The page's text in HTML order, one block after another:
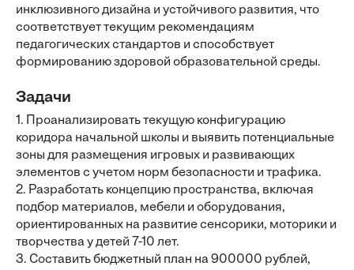
инклюзивного дизайна и устойчивого развития, что
соответствует текущим рекомендациям
педагогических стандартов и способствует
формированию здоровой образовательной среды.
Задачи
1. Проанализировать текущую конфигурацию
коридора начальной школы и выявить потенциальные
зоны для размещения игровых и развивающих
элементов с учетом норм безопасности и трафика.
2. Разработать концепцию пространства, включая
подбор материалов, мебели и оборудования,
ориентированных на развитие сенсорики, моторики и
творчества у детей 7-10 лет.
3. Составить бюджетный план на 900000 рублей,